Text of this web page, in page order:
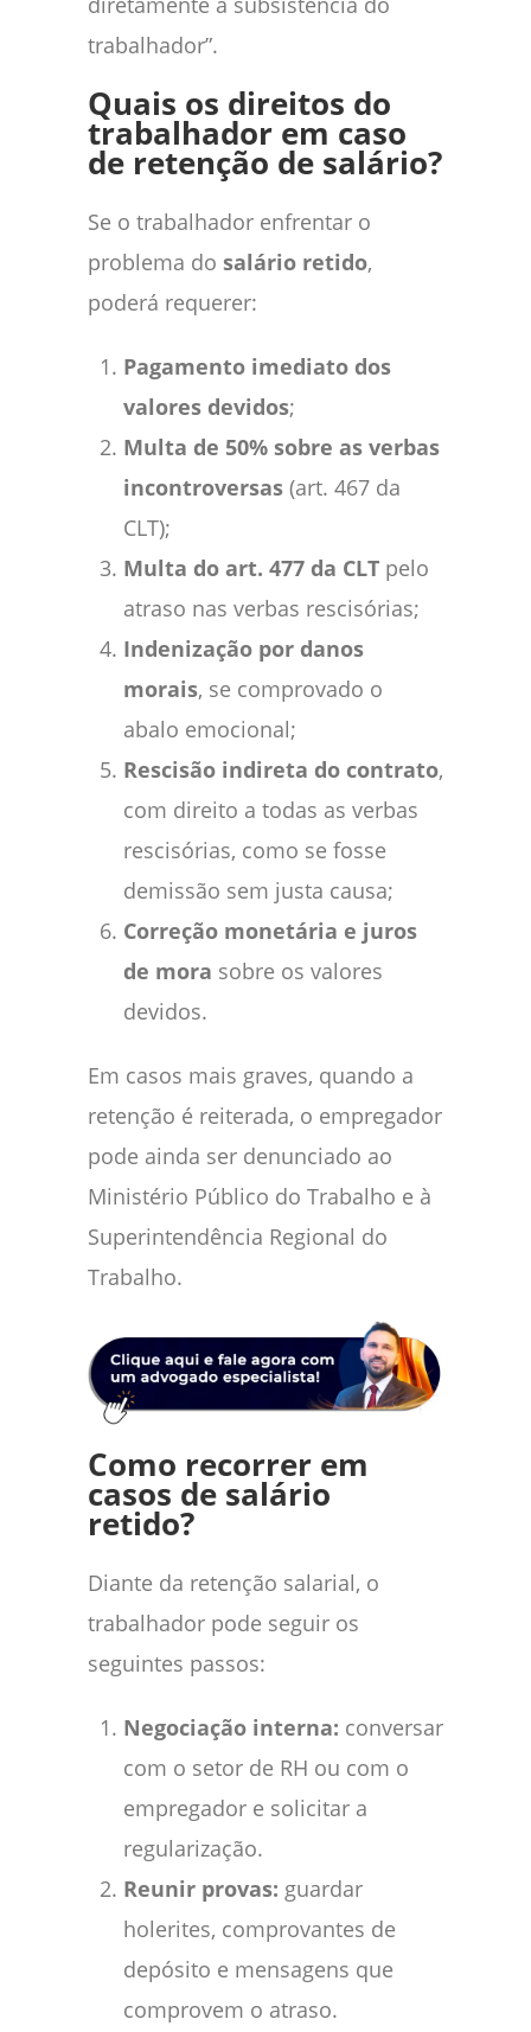
trabalhador”.
Quais os direitos do
trabalhador em caso
de retenção de salário?
Se o trabalhador enfrentar o
problema do salário retido,
poderá requerer:
Pagamento imediato dos
valores devidos;
Multa de 50% sobre as verbas
incontroversas (art. 467 da
CLT);
Multa do art. 477 da CLT pelo
atraso nas verbas rescisórias;
Indenização por danos
morais, se comprovado o
abalo emocional;
Rescisão indireta do contrato,
com direito a todas as verbas
rescisórias, como se fosse
demissão sem justa causa;
Correção monetária e juros
de mora sobre os valores
devidos.
Em casos mais graves, quando a
retenção é reiterada, o empregador
pode ainda ser denunciado ao
Ministério Público do Trabalho e à
Superintendência Regional do
Trabalho.
Como recorrer em
casos de salário
retido?
Diante da retenção salarial, o
trabalhador pode seguir os
seguintes passos:
Negociação interna: conversar
com o setor de RH ou com o
empregador e solicitar a
regularização.
Reunir provas: guardar
holerites, comprovantes de
depósito e mensagens que
comprovem o atraso.